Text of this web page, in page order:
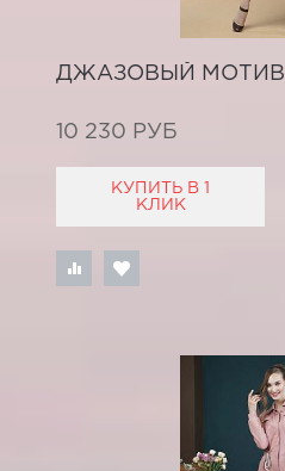
ДЖАЗОВЫЙ МОТИВ
10 230 РУБ
КУПИТЬ В 1
КЛИК